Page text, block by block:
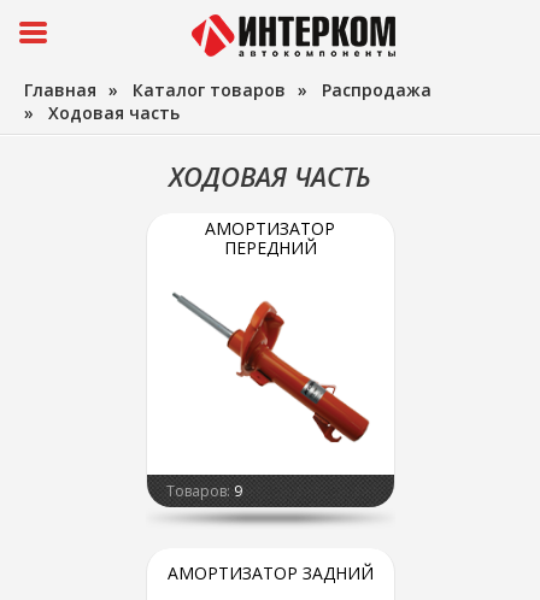
Главная » Каталог товаров » Распродажа
» Ходовая часть
ХОДОВАЯ ЧАСТЬ
АМОРТИЗАТОР
ПЕРЕДНИЙ
Товаров: 9
АМОРТИЗАТОР ЗАДНИЙ